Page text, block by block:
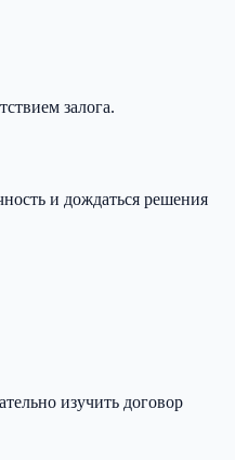
залога.
и дождаться решения
изучить договор